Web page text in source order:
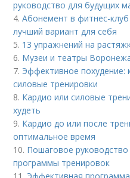
руководство для будущих
4.Абонемент в фитнес-
лучший вариант для себя
5. 13 упражнений на
6. Музеи и театры
7. Эффективное похудение:
силовые тренировки
8. Кардио или силовые
худеть
9. Кардио до или после
оптимальное время
10. Пошаговое
программы тренировок
11. Эффективная